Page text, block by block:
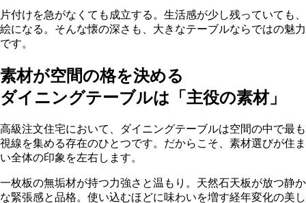
片付けを急がなくても成立する。生活感が少し残っていても、
絵になる。そんな懐の深さも、大きなテーブルならではの魅力
です。
素材が空間の格を決める
ダイニングテーブルは「主役の素材」
高級注文住宅において、ダイニングテーブルは空間の中で最も
視線を集める存在のひとつです。だからこそ、素材選びが住ま
い全体の印象を左右します。
一枚板の無垢材が持つ力強さと温もり。天然石天板が放つ静か
な緊張感と品格。使い込むほどに味わいを増す経年変化の美し